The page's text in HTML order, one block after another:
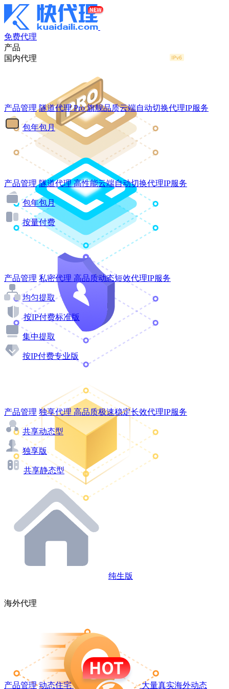
免费代理
产品
国内代理
产品管理 隧道代理Pro 旗舰品质云端自动切换代理IP服务
包年包月
产品管理 隧道代理 高性能云端自动切换代理IP服务
包年包月
按量付费
产品管理 私密代理 高品质动态短效代理IP服务
均匀提取
按IP付费标准版
集中提取
按IP付费专业版
产品管理 独享代理 高品质极速稳定长效代理IP服务
共享动态型
独享版
共享静态型
纯生版
海外代理
产品管理 动态住宅 大量真实海外动态